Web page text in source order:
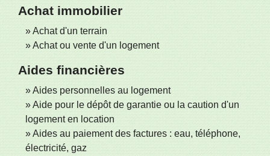
Achat immobilier
Achat d'un terrain
Achat ou vente d'un logement
Aides financières
Aides personnelles au logement
Aide pour le dépôt de garantie ou la caution d'un
logement en location
Aides au paiement des factures : eau, téléphone,
électricité, gaz